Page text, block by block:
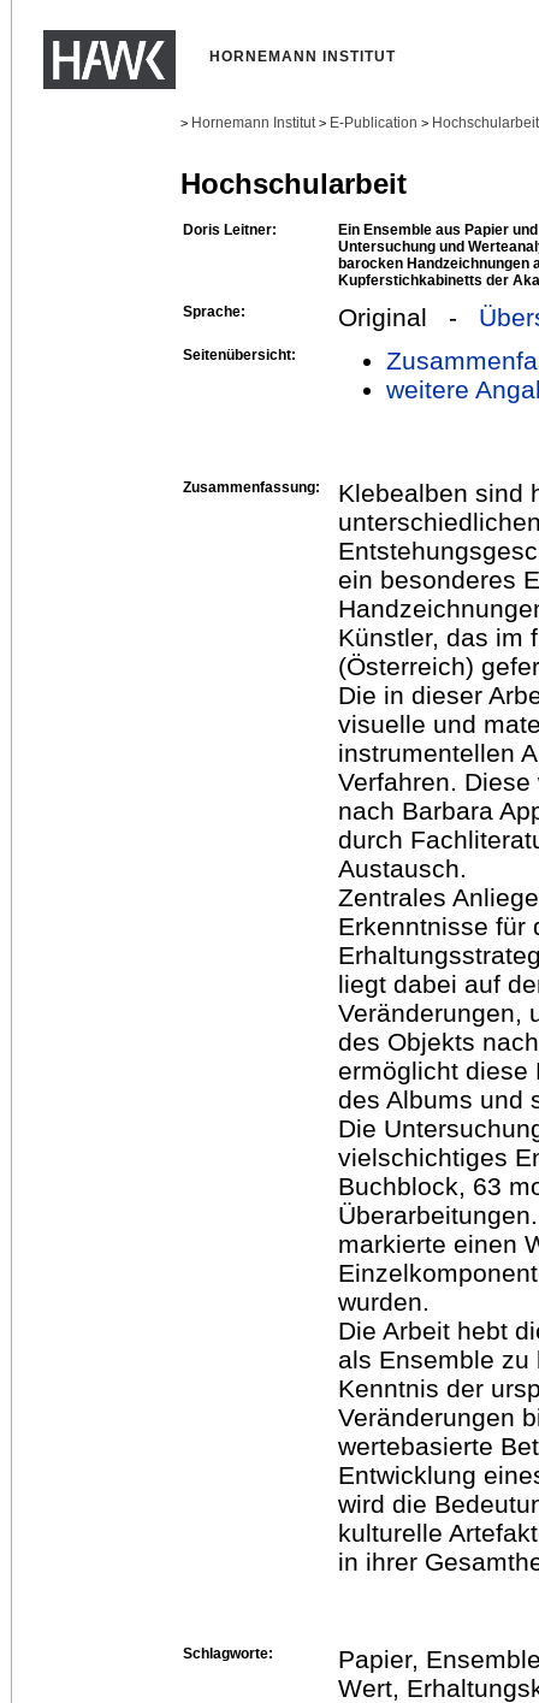
HORNEMANN INSTITUT
> Hornemann Institut > E-Publication >
Hochschularbeit
Doris Leitner:
Ein Ensemble aus Papier
Untersuchung und
barocken Handzeichnungen
Kupferstichkabinetts der
Sprache:
Original -
Seitenübersicht:
weitere
Zusammenfassung:
Klebealben sind
ein besonderes
Künstler, das im
(Österreich)
Die in dieser
visuelle und
instrumentellen
Verfahren.
nach Barbara
durch
Austausch.
Zentrales
Erkenntnisse für
liegt dabei auf
Veränderungen,
des Objekts
ermöglicht diese
des Albums und
Die
vielschichtiges
Buchblock, 63
markierte einen
wurden.
Die Arbeit hebt
als Ensemble zu
Kenntnis der
Veränderungen
wertebasierte
Entwicklung
wird die
kulturelle
in ihrer
Schlagworte:
Papier,
Wert,